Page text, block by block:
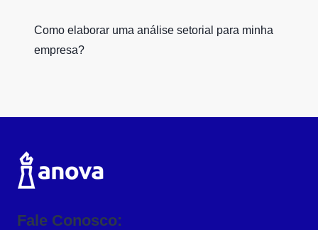
Como elaborar uma análise setorial para minha
empresa?
Fale Conosco: